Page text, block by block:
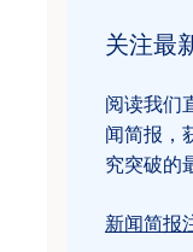
关注最
阅读我们
闻简报，
究突破的
新闻简报